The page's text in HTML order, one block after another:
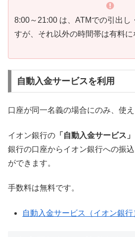
8:00～21:00 は、ATMでの引出し
すが、それ以外の時間帯は有料に
自動入金サービスを利用
口座が同一名義の場合にのみ、使え
イオン銀行の 「自動入金サービス」
銀行の口座からイオン銀行への振
ができます。
手数料は無料です。
自動入金サービス（イオン銀行